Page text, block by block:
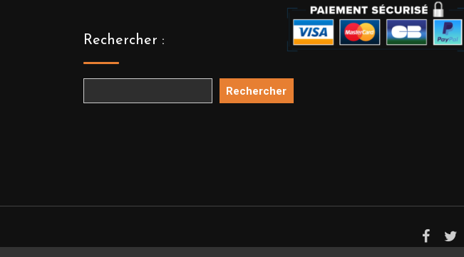
Rechercher :
Rechercher